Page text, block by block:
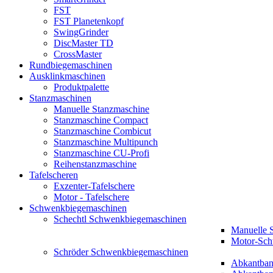
FST
FST Planetenkopf
SwingGrinder
DiscMaster TD
CrossMaster
Rundbiegemaschinen
Ausklinkmaschinen
Produktpalette
Stanzmaschinen
Manuelle Stanzmaschine
Stanzmaschine Compact
Stanzmaschine Combicut
Stanzmaschine Multipunch
Stanzmaschine CU-Profi
Reihenstanzmaschine
Tafelscheren
Exzenter-Tafelschere
Motor - Tafelschere
Schwenkbiegemaschinen
Schechtl Schwenkbiegemaschinen
Manuelle
Motor-
Schröder Schwenkbiegemaschinen